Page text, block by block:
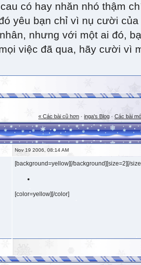
có hay nhăn nhó thậm
yêu bạn chỉ vì nụ cười
nhưng với một ai đó,
việc đã qua, hãy cười vì
« Các bài cũ hơn · inga's Blog · Các bài
Nov 19 2006, 08:14 AM
[background=yellow][/background][size=2][/
[color=yellow][/color]